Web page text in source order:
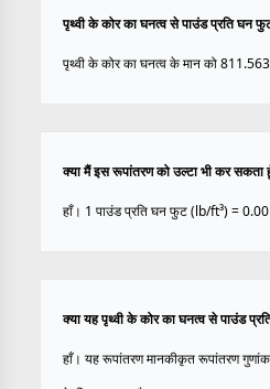
पृथ्वी के कोर का घनत्व से पाउंड प्रति
पृथ्वी के कोर का घनत्व के मान को
क्या मैं इस रूपांतरण को उल्टा भी कर सकता
हाँ। 1 पाउंड प्रति घन फुट (lb/ft³) =
क्या यह पृथ्वी के कोर का घनत्व से पाउंड
हाँ। यह रूपांतरण मानकीकृत रूपांतरण